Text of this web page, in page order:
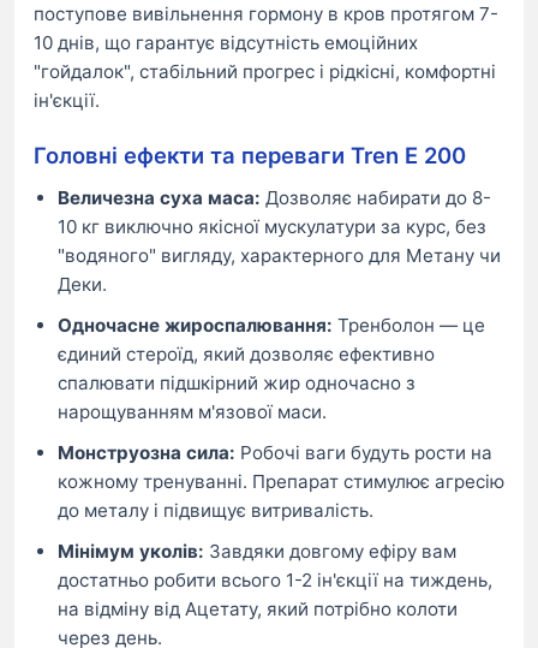
поступове вивільнення гормону в кров протягом 7-
10 днів, що гарантує відсутність емоційних
"гойдалок", стабільний прогрес і рідкісні, комфортні
ін'єкції.
Головні ефекти та переваги Tren E 200
Величезна суха маса: Дозволяє набирати до 8-
10 кг виключно якісної мускулатури за курс, без
"водяного" вигляду, характерного для Метану чи
Деки.
Одночасне жироспалювання: Тренболон — це
єдиний стероїд, який дозволяє ефективно
спалювати підшкірний жир одночасно з
нарощуванням м'язової маси.
Монструозна сила: Робочі ваги будуть рости на
кожному тренуванні. Препарат стимулює агресію
до металу і підвищує витривалість.
Мінімум уколів: Завдяки довгому ефіру вам
достатньо робити всього 1-2 ін'єкції на тиждень,
на відміну від Ацетату, який потрібно колоти
через день.